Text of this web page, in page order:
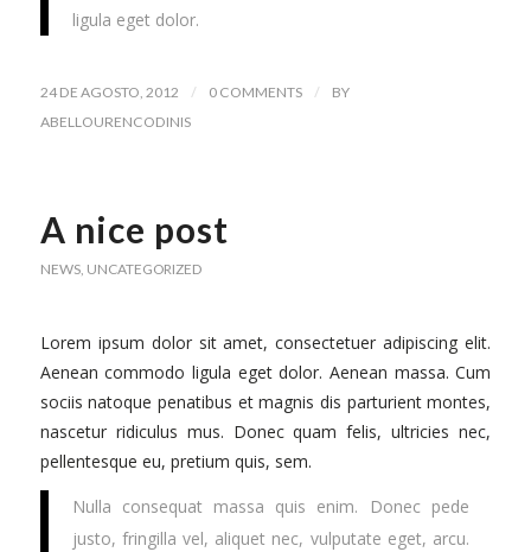
ligula eget dolor.
24 DE AGOSTO, 2012 / 0 COMMENTS /
BY
ABELLOURENCODINIS
A nice post
NEWS, UNCATEGORIZED
Lorem ipsum dolor sit amet, consectetuer adipiscing elit.
Aenean commodo ligula eget dolor. Aenean massa. Cum
sociis natoque penatibus et magnis dis parturient montes,
nascetur ridiculus mus. Donec quam felis, ultricies nec,
pellentesque eu, pretium quis, sem.
Nulla consequat massa quis enim. Donec pede
justo, fringilla vel, aliquet nec, vulputate eget, arcu.